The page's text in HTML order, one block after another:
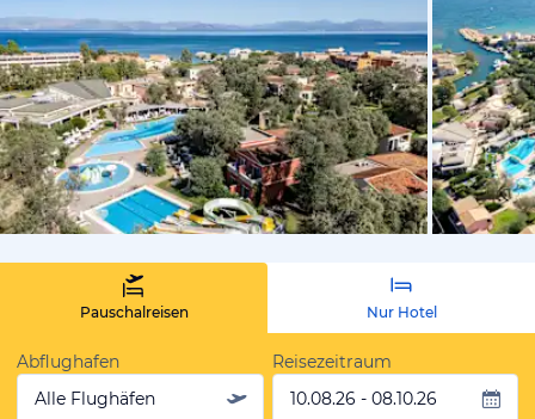
vom
Pauschalreisen Nur Hotel
Abflughafen
Alle Flughäfen
Reisezeitraum
10.08.26 - 08.10.26